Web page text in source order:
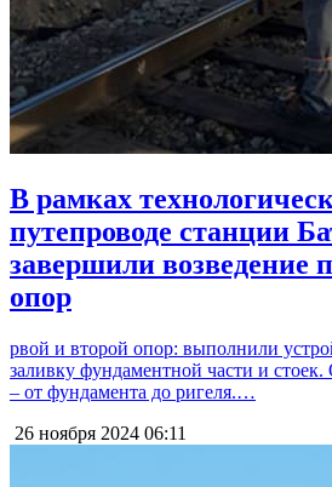
В рамках
путепроводе станции
завершили возведение
опор
рвой и второй опор: выполнили
заливку фундаментной части и
– от фундамента до ригеля.…
26 ноября 2024 06:11